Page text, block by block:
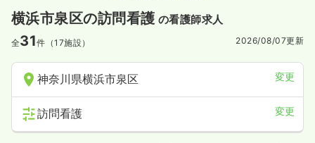
横浜市泉区の訪問看護 の看護師求人
全31件（17施設） 2026/08/07更新
神奈川県横浜市泉区 変更
訪問看護 変更